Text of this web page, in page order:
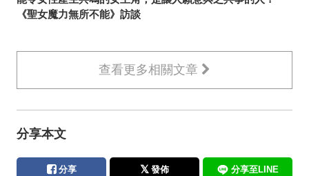
《聖女魔力無所不能》訪談
查看更多相關文章
分享本文
分享 發佈 分享至LINE